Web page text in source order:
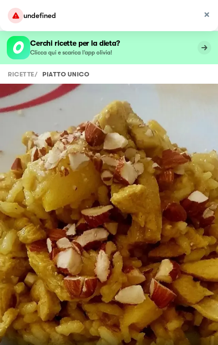
undefined
Cerchi ricette per la dieta?
Clicca qui e scarica l’app olivia!
RICETTE/ PIATTO UNICO